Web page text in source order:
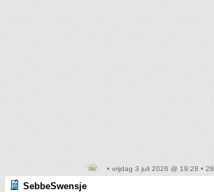
• vrijdag 3 juli 2026 @ 19:28 • 28
SebbeSwensje